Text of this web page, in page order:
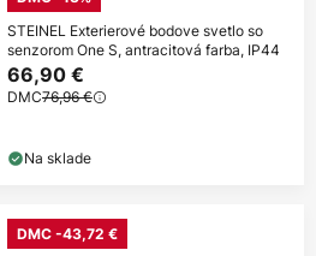
STEINEL Exterierové bodove svetlo so
senzorom One S, antracitová farba, IP44
66,90 €
DMC76,96 €
Na sklade
DMC -43,72 €